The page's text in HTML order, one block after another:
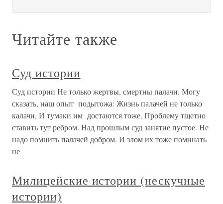
Читайте также
Суд истории
Суд истории Не только жертвы, смертны палачи. Могу
сказать, наш опыт подытожа: Жизнь палачей не только
калачи, И тумаки им достаются тоже. Проблему тщетно
ставить тут ребром. Над прошлым суд занятие пустое. Не
надо помнить палачей добром. И злом их тоже поминать
не
Милицейские истории (нескучные
истории)